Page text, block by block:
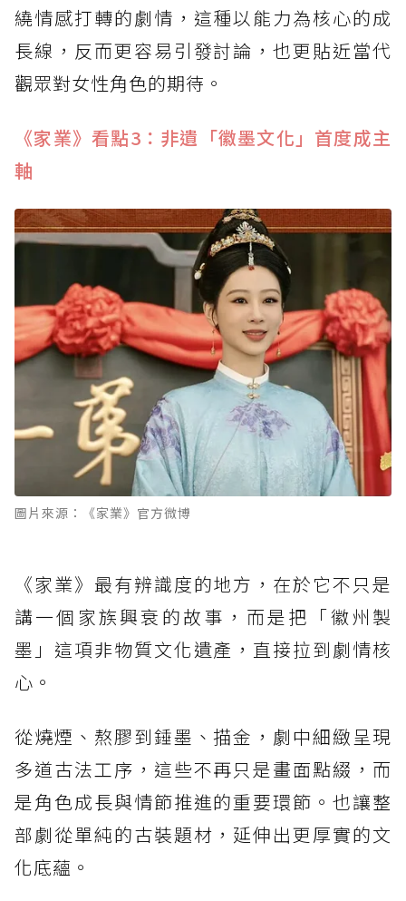
繞情感打轉的劇情，這種以能力為核心的成
長線，反而更容易引發討論，也更貼近當代
觀眾對女性角色的期待。
《家業》看點3：非遺「徽墨文化」首度成主
軸
圖片來源：《家業》官方微博
《家業》最有辨識度的地方，在於它不只是
講一個家族興衰的故事，而是把「徽州製
墨」這項非物質文化遺產，直接拉到劇情核
心。
從燒煙、熬膠到錘墨、描金，劇中細緻呈現
多道古法工序，這些不再只是畫面點綴，而
是角色成長與情節推進的重要環節。也讓整
部劇從單純的古裝題材，延伸出更厚實的文
化底蘊。